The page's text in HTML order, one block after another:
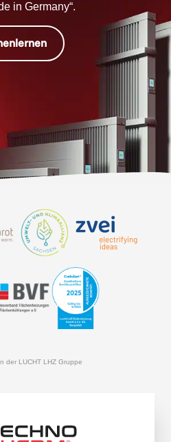
in Germany“.
der LUCHT LHZ Gruppe